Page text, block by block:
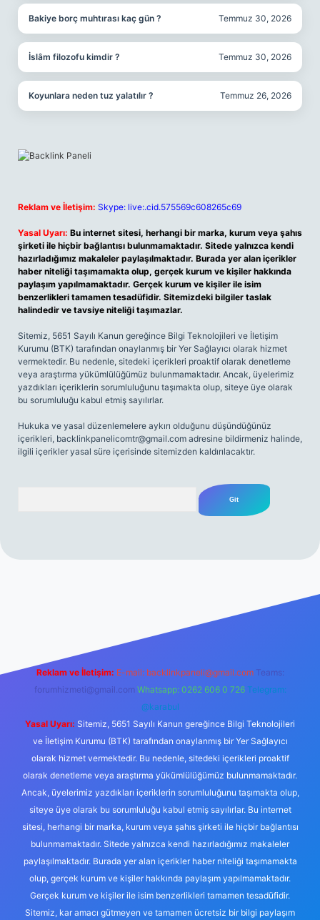
Bakiye borç muhtırası kaç gün ? Temmuz 30, 2026
İslâm filozofu kimdir ? Temmuz 30, 2026
Koyunlara neden tuz yalatılır ? Temmuz 26, 2026
Reklam ve İletişim: Skype: live:.cid.575569c608265c69
Yasal Uyarı: Bu internet sitesi, herhangi bir marka, kurum veya şahıs
şirketi ile hiçbir bağlantısı bulunmamaktadır. Sitede yalnızca kendi
hazırladığımız makaleler paylaşılmaktadır. Burada yer alan içerikler
haber niteliği taşımamakta olup, gerçek kurum ve kişiler hakkında
paylaşım yapılmamaktadır. Gerçek kurum ve kişiler ile isim
benzerlikleri tamamen tesadüfidir. Sitemizdeki bilgiler taslak
halindedir ve tavsiye niteliği taşımazlar.
Sitemiz, 5651 Sayılı Kanun gereğince Bilgi Teknolojileri ve İletişim
Kurumu (BTK) tarafından onaylanmış bir Yer Sağlayıcı olarak hizmet
vermektedir. Bu nedenle, sitedeki içerikleri proaktif olarak denetleme
veya araştırma yükümlülüğümüz bulunmamaktadır. Ancak, üyelerimiz
yazdıkları içeriklerin sorumluluğunu taşımakta olup, siteye üye olarak
bu sorumluluğu kabul etmiş sayılırlar.
Hukuka ve yasal düzenlemelere aykırı olduğunu düşündüğünüz
içerikleri, backlinkpanelicomtr@gmail.com adresine bildirmeniz halinde,
ilgili içerikler yasal süre içerisinde sitemizden kaldırılacaktır.
Reklam ve İletişim: E-mail: backlinkpaneli@gmail.com Teams:
forumhizmeti@gmail.com Whatsapp: 0262 606 0 726 Telegram:
@karabul
Yasal Uyarı: Sitemiz, 5651 Sayılı Kanun gereğince Bilgi Teknolojileri
ve İletişim Kurumu (BTK) tarafından onaylanmış bir Yer Sağlayıcı
olarak hizmet vermektedir. Bu nedenle, sitedeki içerikleri proaktif
olarak denetleme veya araştırma yükümlülüğümüz bulunmamaktadır.
Ancak, üyelerimiz yazdıkları içeriklerin sorumluluğunu taşımakta olup,
siteye üye olarak bu sorumluluğu kabul etmiş sayılırlar. Bu internet
sitesi, herhangi bir marka, kurum veya şahıs şirketi ile hiçbir bağlantısı
bulunmamaktadır. Sitede yalnızca kendi hazırladığımız makaleler
paylaşılmaktadır. Burada yer alan içerikler haber niteliği taşımamakta
olup, gerçek kurum ve kişiler hakkında paylaşım yapılmamaktadır.
Gerçek kurum ve kişiler ile isim benzerlikleri tamamen tesadüfidir.
Sitemiz, kar amacı gütmeyen ve tamamen ücretsiz bir bilgi paylaşım